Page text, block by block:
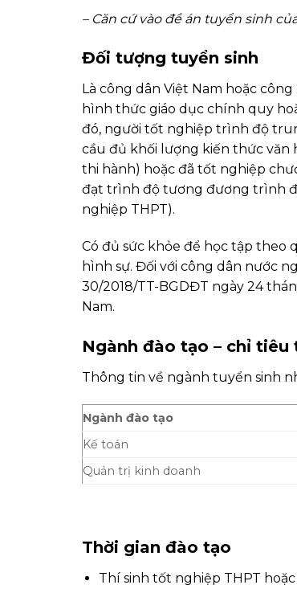
– Căn cứ vào đề án tuyển sinh
Đối tượng tuyển sinh
Là công dân Việt Nam hoặc
hình thức giáo dục chính quy
đó, người tốt nghiệp trình độ
cầu đủ khối lượng kiến thức văn
thi hành) hoặc đã tốt nghiệp
đạt trình độ tương đương trình
nghiệp THPT).
Có đủ sức khỏe để học tập
hình sự. Đối với công dân nước
30/2018/TT-BGDĐT ngày 24
Nam.
Ngành đào tạo – chỉ tiêu
Thông tin về ngành tuyển sinh
Ngành đào tạo
Kế toán
Quản trị kinh doanh
Thời gian đào tạo
Thí sinh tốt nghiệp THPT